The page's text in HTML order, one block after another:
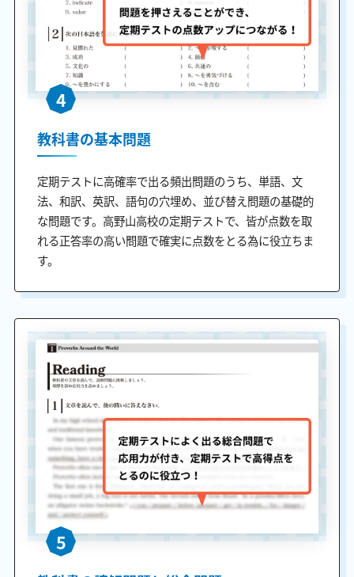
4
教科書の基本問題
定期テストに高確率で出る頻出問題のうち、単語、文
法、和訳、英訳、語句の穴埋め、並び替え問題の基礎的
な問題です。高野山高校の定期テストで、皆が点数を取
れる正答率の高い問題で確実に点数をとる為に役立ちま
す。
5